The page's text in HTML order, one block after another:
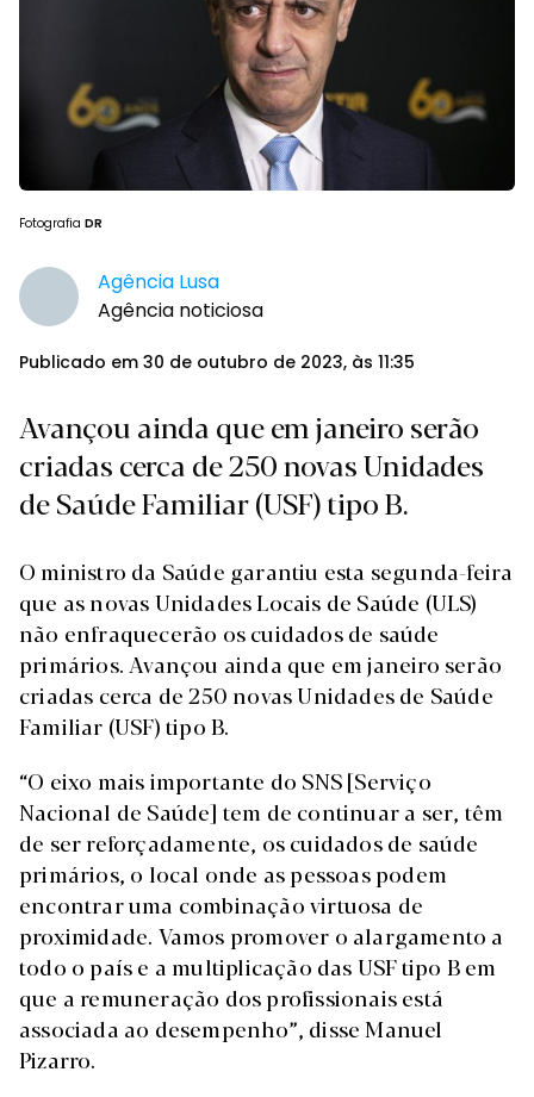
Fotografia DR
Agência Lusa
Agência noticiosa
Publicado em 30 de outubro de 2023, às 11:35
Avançou ainda que em janeiro serão
criadas cerca de 250 novas Unidades
de Saúde Familiar (USF) tipo B.
O ministro da Saúde garantiu esta segunda-feira
que as novas Unidades Locais de Saúde (ULS)
não enfraquecerão os cuidados de saúde
primários. Avançou ainda que em janeiro serão
criadas cerca de 250 novas Unidades de Saúde
Familiar (USF) tipo B.
“O eixo mais importante do SNS [Serviço
Nacional de Saúde] tem de continuar a ser, têm
de ser reforçadamente, os cuidados de saúde
primários, o local onde as pessoas podem
encontrar uma combinação virtuosa de
proximidade. Vamos promover o alargamento a
todo o país e a multiplicação das USF tipo B em
que a remuneração dos profissionais está
associada ao desempenho”, disse Manuel
Pizarro.